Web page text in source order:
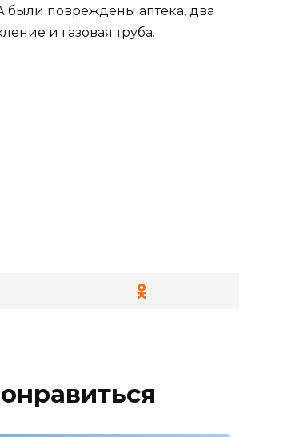
были повреждены аптека, два
и газовая труба.